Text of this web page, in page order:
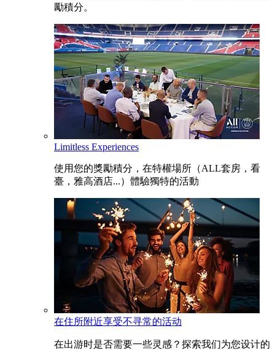
勵積分。
Limitless Experiences
使用您的獎勵積分，在特權場所（ALL套房，看
臺，雅高酒店...）體驗獨特的活動
在住所附近享受不寻常的活动
在出游时是否需要一些灵感？探索我们为您设计的